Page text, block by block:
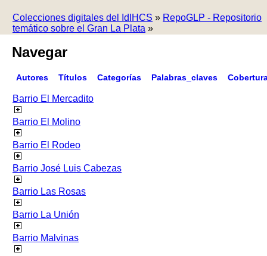
Colecciones digitales del IdIHCS » RepoGLP - Repositorio
temático sobre el Gran La Plata »
Navegar
Autores Títulos Categorías Palabras_claves
Barrio El Mercadito
Barrio El Molino
Barrio El Rodeo
Barrio José Luis Cabezas
Barrio Las Rosas
Barrio La Unión
Barrio Malvinas